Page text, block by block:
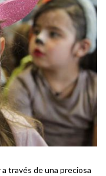
a través de una preciosa